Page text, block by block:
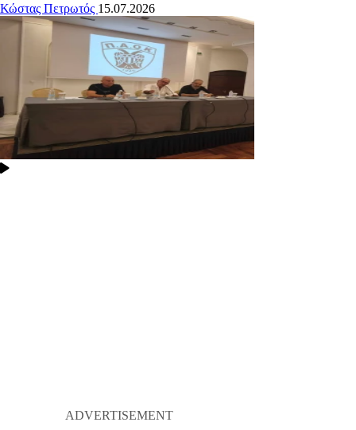
Κώστας Πετρωτός 15.07.2026